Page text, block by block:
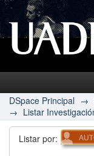
UADE
DSpace Principal →
→ Listar
Listar por: